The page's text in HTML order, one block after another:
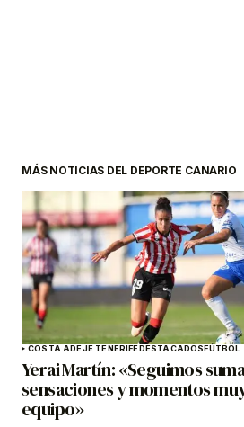
MÁS NOTICIAS DEL DEPORTE CANARIO
COSTA ADEJE TENERIFEDESTACADOSFÚTBOL
Yerai Martín: «Seguimos
sensaciones y momentos
equipo»